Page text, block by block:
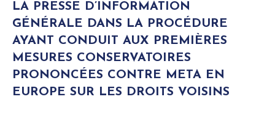
LA PRESSE D’INFORMATION
GÉNÉRALE DANS LA PROCÉDURE
AYANT CONDUIT AUX PREMIÈRES
MESURES CONSERVATOIRES
PRONONCÉES CONTRE META EN
EUROPE SUR LES DROITS VOISINS